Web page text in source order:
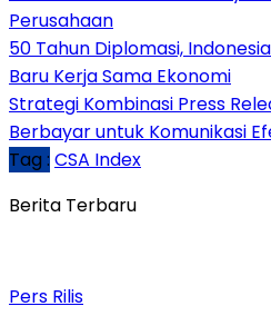
Perusahaan
50 Tahun Diplomasi,
Baru Kerja Sama Ekonomi
Strategi Kombinasi Press
Berbayar untuk Komunikasi
Tag : CSA Index
Berita Terbaru
Pers Rilis